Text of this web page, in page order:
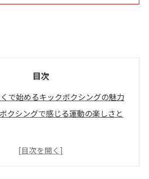
目次
で始めるキックボクシングの魅力
クシングで感じる運動の楽しさと
が続けやすいキックボクシングの魅